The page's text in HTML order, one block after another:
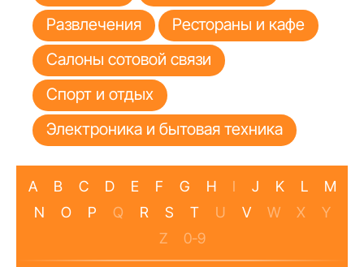
Развлечения
Рестораны и кафе
Салоны сотовой связи
Спорт и отдых
Электроника и бытовая техника
A B C D E F G H I J K L
M
N
O P Q R S T U V W X
Y
Z
0-9